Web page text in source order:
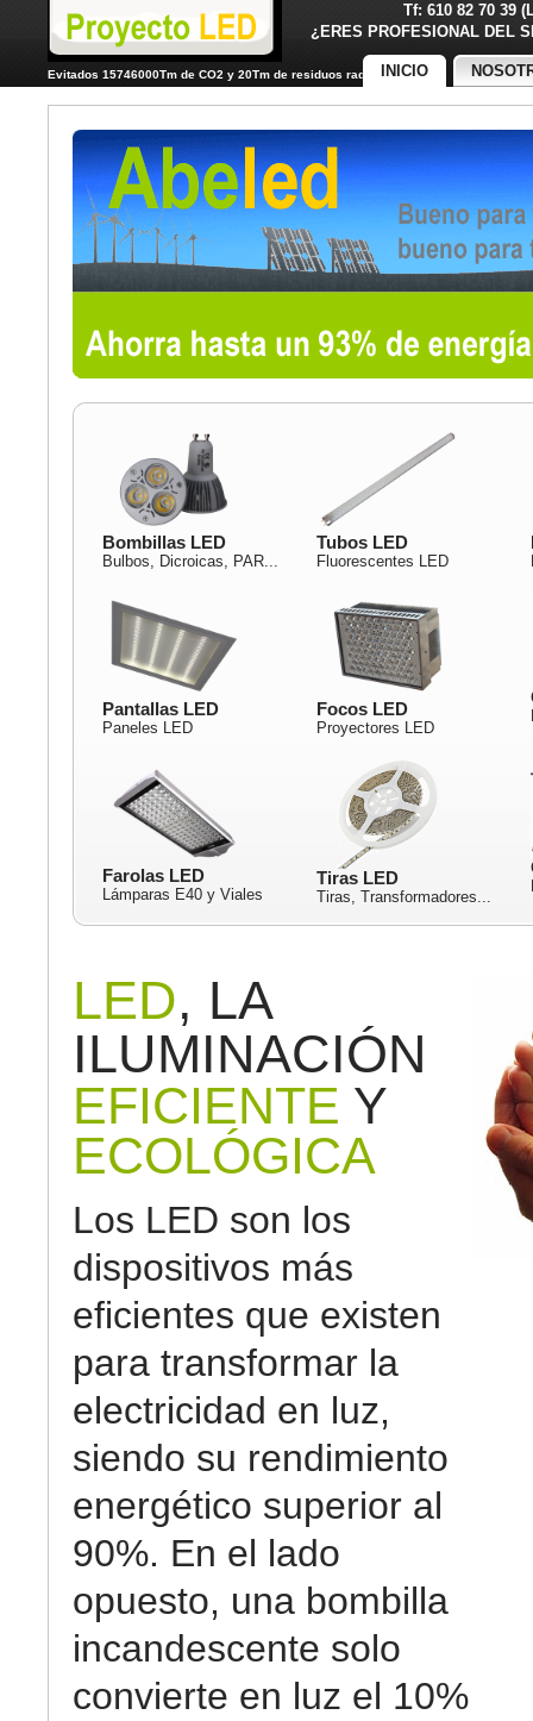
Tf: 610 82 70 39
¿ERES PROFESIONAL
Evitados 15746000Tm de CO2 y 20Tm de residuos radiactivos
INICIO
Bombillas LED
Bulbos, Dicroicas, PAR...
Tubos LED
Fluorescentes LED
Pantallas LED
Paneles LED
Focos LED
Proyectores LED
Farolas LED
Lámparas E40 y Viales
Tiras LED
Tiras, Transformadores...
LED, LA
ILUMINACIÓN
EFICIENTE Y
ECOLÓGICA
Los LED son los
dispositivos más
eficientes que existen
para transformar la
electricidad en luz,
siendo su rendimiento
energético superior al
90%. En el lado
opuesto, una bombilla
incandescente solo
convierte en luz el 10%